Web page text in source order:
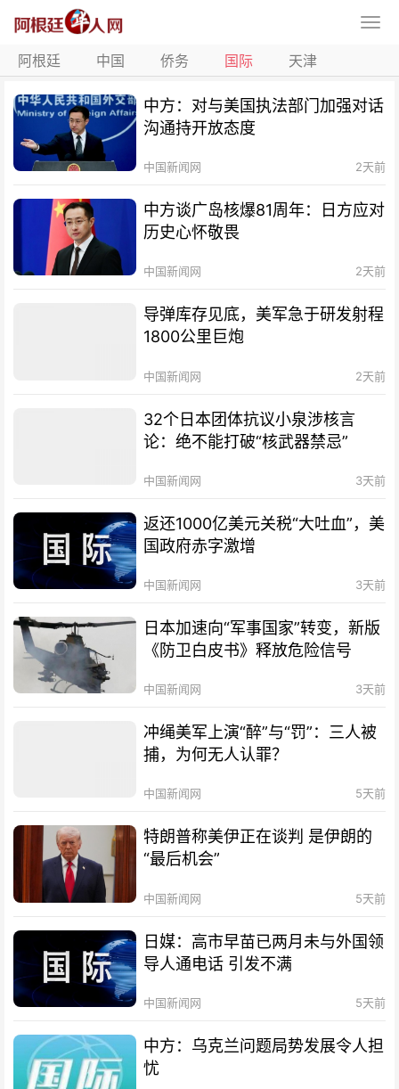
阿根廷 中国 侨务 国际 天津
中方：对与美国执法部门加强对话
沟通持开放态度
中国新闻网 2天前
中方谈广岛核爆81周年：日方应对
历史心怀敬畏
中国新闻网 2天前
导弹库存见底，美军急于研发射程
1800公里巨炮
中国新闻网 2天前
32个日本团体抗议小泉涉核言
论：绝不能打破“核武器禁忌”
中国新闻网 3天前
返还1000亿美元关税“大吐血”，美
国政府赤字激增
中国新闻网 3天前
日本加速向“军事国家”转变，新版
《防卫白皮书》释放危险信号
中国新闻网 3天前
冲绳美军上演“醉”与“罚”：三人被
捕，为何无人认罪？
中国新闻网 5天前
特朗普称美伊正在谈判 是伊朗的
“最后机会”
中国新闻网 5天前
日媒：高市早苗已两月未与外国领
导人通电话 引发不满
中国新闻网 5天前
中方：乌克兰问题局势发展令人担
忧